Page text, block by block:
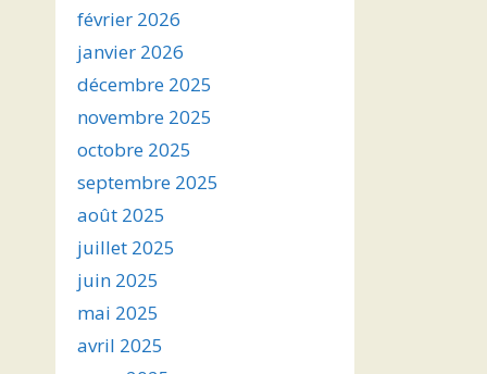
février 2026
janvier 2026
décembre 2025
novembre 2025
octobre 2025
septembre 2025
août 2025
juillet 2025
juin 2025
mai 2025
avril 2025